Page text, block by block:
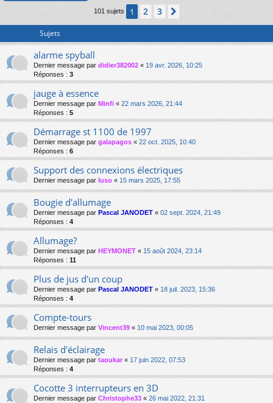
r
101 sujets 1 2 3
Sujets
alarme spyball
Dernier message par didier382002 « 19 avr. 2026, 10:25
Réponses : 3
jauge à essence
Dernier message par Minfi « 22 mars 2026, 21:44
Réponses : 5
Démarrage st 1100 de 1997
Dernier message par galapagos « 22 oct. 2025, 10:40
Réponses : 6
Support des connexions électriques
Dernier message par luso « 15 mars 2025, 17:55
Bougie d'allumage
Dernier message par Pascal JANODET « 02 sept. 2024, 21:49
Réponses : 4
Allumage?
Dernier message par HEYMONET « 15 août 2024, 23:14
Réponses : 11
Plus de jus d'un coup
Dernier message par Pascal JANODET « 18 juil. 2023, 15:36
Réponses : 4
Compte-tours
Dernier message par Vincent39 « 10 mai 2023, 00:05
Relais d'éclairage
Dernier message par taoukar « 17 juin 2022, 07:53
Réponses : 4
Cocotte 3 interrupteurs en 3D
Dernier message par Christophe33 « 26 mai 2022, 21:31